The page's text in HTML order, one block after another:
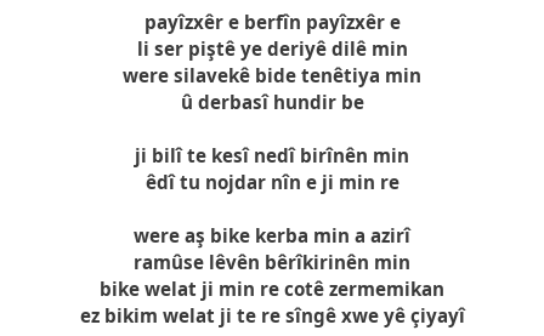
payîzxêr e berfîn payîzxêr e
li ser piştê ye deriyê dilê min
were silavekê bide tenêtiya min
û derbasî hundir be
ji bilî te kesî nedî birînên min
êdî tu nojdar nîn e ji min re
were aş bike kerba min a azirî
ramûse lêvên bêrîkirinên min
bike welat ji min re cotê zermemikan
ez bikim welat ji te re sîngê xwe yê çiyayî